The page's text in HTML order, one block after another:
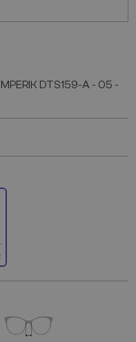
DTS159-A - 05 -